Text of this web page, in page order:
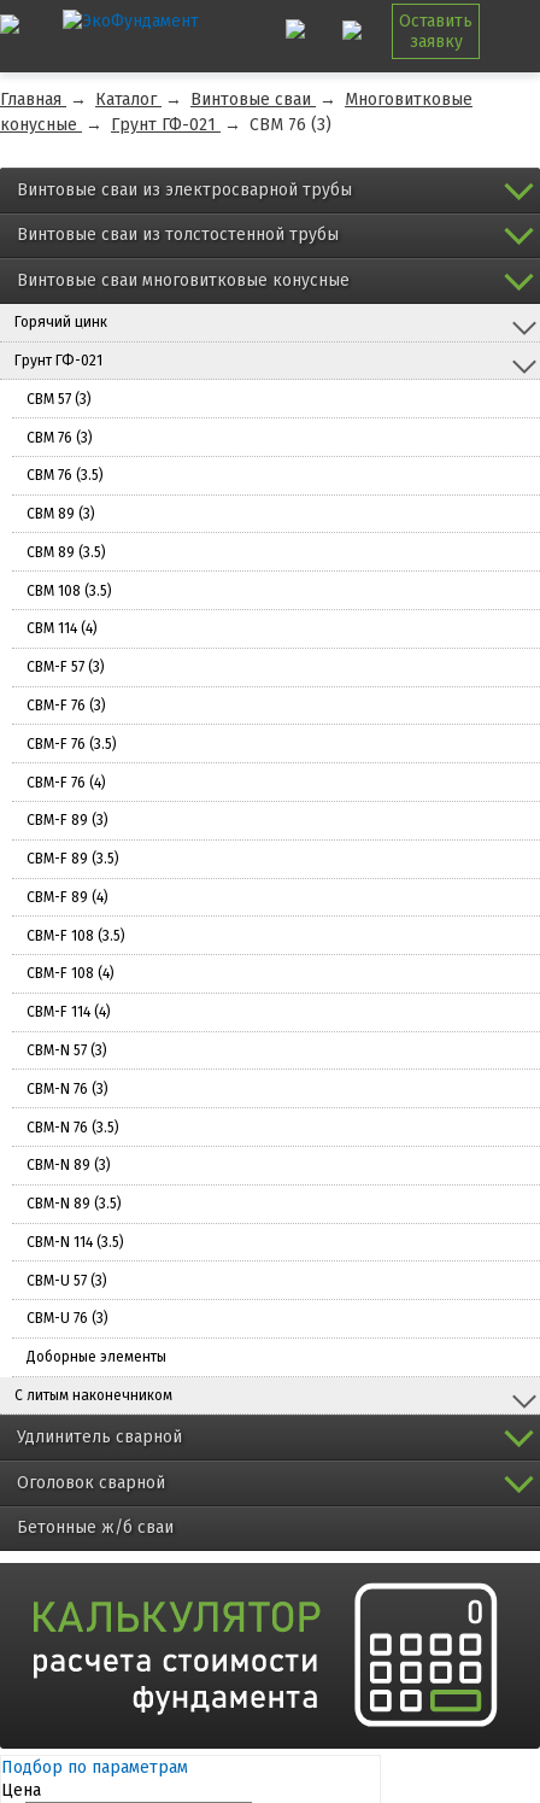
Оставить
заявку
Главная → Каталог → Винтовые сваи →
Многовитковые
конусные → Грунт ГФ-021 → СВМ 76 (3)
Винтовые сваи из электросварной трубы
Винтовые сваи из толстостенной трубы
Винтовые сваи многовитковые конусные
Горячий цинк
Грунт ГФ-021
СВМ 57 (3)
СВМ 76 (3)
СВМ 76 (3.5)
СВМ 89 (3)
СВМ 89 (3.5)
СВМ 108 (3.5)
СВМ 114 (4)
СВМ-F 57 (3)
СВМ-F 76 (3)
СВМ-F 76 (3.5)
СВМ-F 76 (4)
СВМ-F 89 (3)
СВМ-F 89 (3.5)
СВМ-F 89 (4)
СВМ-F 108 (3.5)
СВМ-F 108 (4)
СВМ-F 114 (4)
СВМ-N 57 (3)
СВМ-N 76 (3)
СВМ-N 76 (3.5)
СВМ-N 89 (3)
СВМ-N 89 (3.5)
СВМ-N 114 (3.5)
СВМ-U 57 (3)
СВМ-U 76 (3)
Доборные элементы
С литым наконечником
Удлинитель сварной
Оголовок сварной
Бетонные ж/б сваи
Подбор по параметрам
Цена